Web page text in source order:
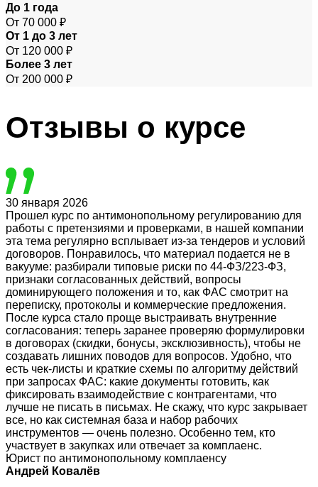
До 1 года
От 70 000 ₽
От 1 до 3 лет
От 120 000 ₽
Более 3 лет
От 200 000 ₽
Отзывы о курсе
30 января 2026
Прошел курс по антимонопольному регулированию для
работы с претензиями и проверками, в нашей компании
эта тема регулярно всплывает из‑за тендеров и условий
договоров. Понравилось, что материал подается не в
вакууме: разбирали типовые риски по 44‑ФЗ/223‑ФЗ,
признаки согласованных действий, вопросы
доминирующего положения и то, как ФАС смотрит на
переписку, протоколы и коммерческие предложения.
После курса стало проще выстраивать внутренние
согласования: теперь заранее проверяю формулировки
в договорах (скидки, бонусы, эксклюзивность), чтобы не
создавать лишних поводов для вопросов. Удобно, что
есть чек‑листы и краткие схемы по алгоритму действий
при запросах ФАС: какие документы готовить, как
фиксировать взаимодействие с контрагентами, что
лучше не писать в письмах. Не скажу, что курс закрывает
все, но как системная база и набор рабочих
инструментов — очень полезно. Особенно тем, кто
участвует в закупках или отвечает за комплаенс.
Юрист по антимонопольному комплаенсу
Андрей Ковалёв